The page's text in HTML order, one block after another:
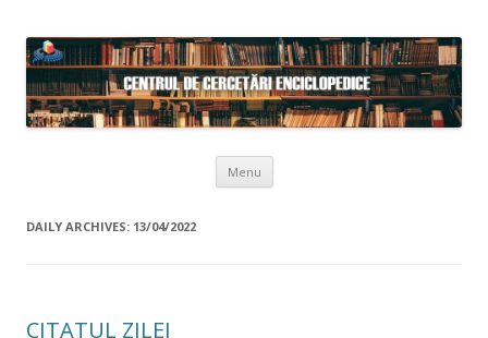
Menu Skip to content
DAILY ARCHIVES: 13/04/2022
CITATUL ZILEI